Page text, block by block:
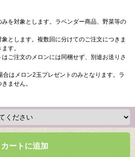
を対象とします。ラベンダー商品、野菜等の
とします。複数回に分けてのご注文につきま
す。
ご注文のメロンには同梱せず、別途お送りさ
はメロン2玉プレゼントのみとなります。ラ
ません。
カートに追加